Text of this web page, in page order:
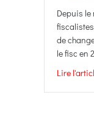
Depuis le
de
le fisc en
Lire